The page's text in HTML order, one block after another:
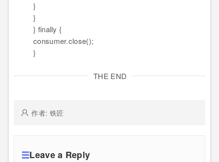
}
}
} finally{
consumer.close();
}
THE END
作者: 铁匠
Leave a Reply